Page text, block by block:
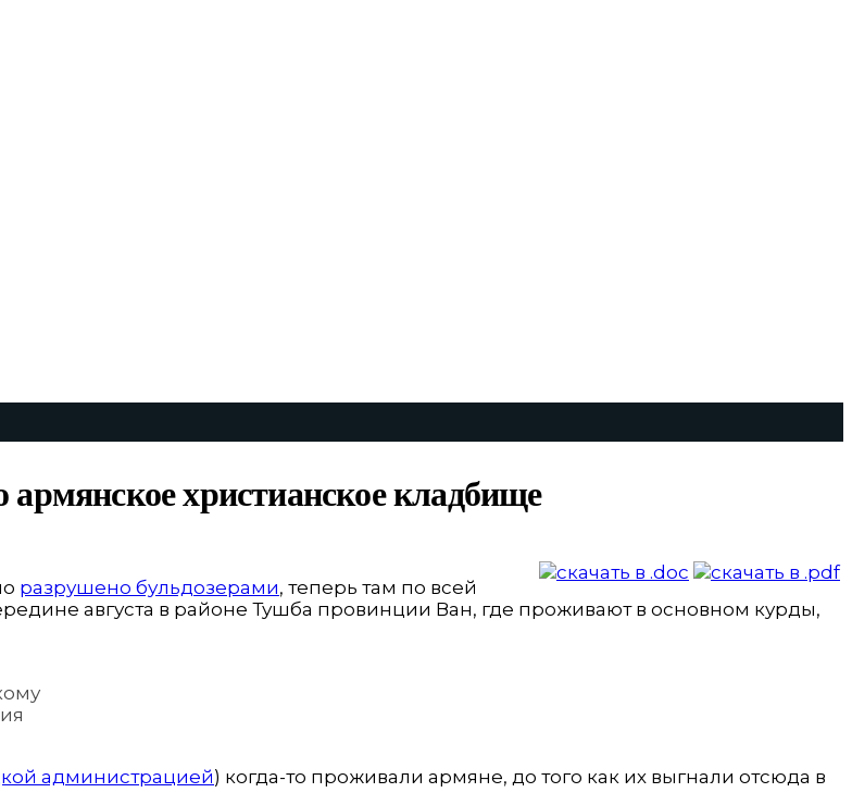
христианское кладбище
разрушено бульдозерами, теперь там по всей
августа в районе Тушба провинции Ван, где проживают в основном курды,
администрацией) когда-то проживали армяне, до того как их выгнали отсюда в